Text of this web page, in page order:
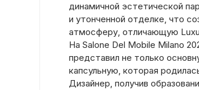
динамичной эстетической
и утонченной отделке, что
атмосферу, отличающую
На Salone Del Mobile Milano
представил не только
капсульную, которая
Дизайнер, получив